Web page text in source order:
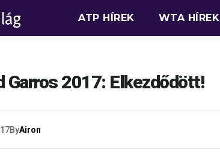
ATP HÍREK WTA HÍREK
Garros 2017: Elkezdődött!
ByAiron